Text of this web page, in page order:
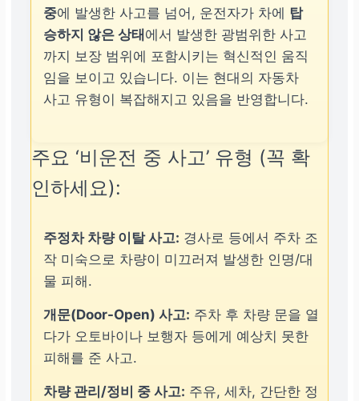
중에 발생한 사고를 넘어, 운전자가 차에 탑
승하지 않은 상태에서 발생한 광범위한 사고
까지 보장 범위에 포함시키는 혁신적인 움직
임을 보이고 있습니다. 이는 현대의 자동차
사고 유형이 복잡해지고 있음을 반영합니다.
주요 ‘비운전 중 사고’ 유형 (꼭 확
인하세요):
주정차 차량 이탈 사고: 경사로 등에서 주차 조
작 미숙으로 차량이 미끄러져 발생한 인명/대
물 피해.
개문(Door-Open) 사고: 주차 후 차량 문을 열
다가 오토바이나 보행자 등에게 예상치 못한
피해를 준 사고.
차량 관리/정비 중 사고: 주유, 세차, 간단한 정